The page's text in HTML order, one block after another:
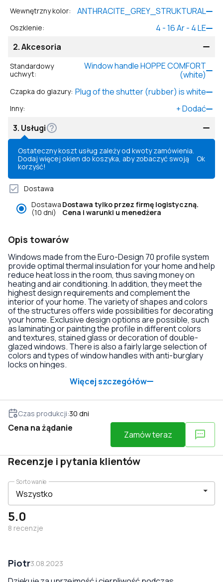
Wewnętrzny kolor: ANTHRACITE_GREY_STRUKTURAL
Oszklenie:
4 - 16 Ar - 4 LE
2.Akcesoria
Standardowy
uchwyt:
Window handle HOPPE COMFORT
(white)
Czapka do glazury: Plug of the shutter (rubber) is white
Inny: +Dodać
3. Usługi
Ostateczny koszt usług zależy od kwoty zamówienia.
Dodaj więcej okien do koszyka, aby zobaczyć swoją
korzyść!
Ok
Dostawa
Dostawa
(10 dni)
Dostawa tylko przez firmę logistyczną.
Cena i warunki u menedżera
Opis towarów
Windows made from the Euro-Design 70 profile system
provide optimal thermal insulation for your home and help
reduce heat loss in the room, thus saving money on
heating and air conditioning. In addition, they meet the
highest design requirements and complement the
interior of your home. The variety of shapes and colors
of the structures offers wide possibilities for decorating
your home. Exclusive design options are possible, such
as laminating or painting the profile in different colors
and textures, stained glass or decoration of double-
glazed windows. There is also a fairly large selection of
colors and types of window handles with anti-burglary
locks on hinges.
Więcej szczegółów
Czas produkcji:30 dni
Cena na żądanie
Zamów teraz
Recenzje i pytania klientów
5.0
8 recenzje
Sortowanie
Piotr3.08.2023